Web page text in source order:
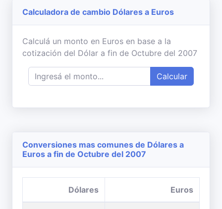
Calculadora de cambio Dólares a Euros
Calculá un monto en Euros en base a la
cotización del Dólar a fin de Octubre del 2007
Calcular
Conversiones mas comunes de Dólares a
Euros a fin de Octubre del 2007
Dólares Euros